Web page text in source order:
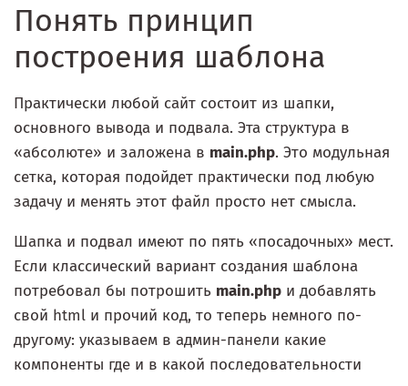
Понять принцип
построения шаблона
Практически любой сайт состоит из шапки,
основного вывода и подвала. Эта структура в
«абсолюте» и заложена в main.php. Это модульная
сетка, которая подойдет практически под любую
задачу и менять этот файл просто нет смысла.
Шапка и подвал имеют по пять «посадочных» мест.
Если классический вариант создания шаблона
потребовал бы потрошить main.php и добавлять
свой html и прочий код, то теперь немного по-
другому: указываем в админ-панели какие
компоненты где и в какой последовательности